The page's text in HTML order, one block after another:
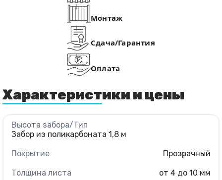
Монтаж
Сдача/Гарантия
Оплата
Характеристики и цены
Забор из поликарбоната 1,8 м
Прозрачный
от 4 до 10 мм